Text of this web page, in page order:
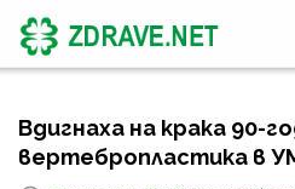
Вдигнаха на крака 90-
вертебропластика в